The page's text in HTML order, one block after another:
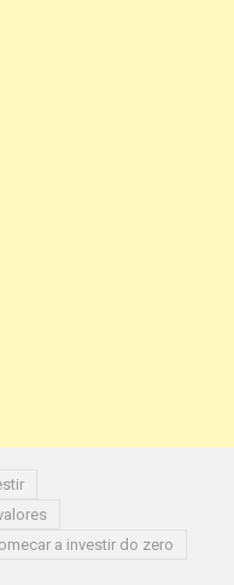
a investir do zero